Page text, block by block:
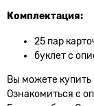
Комплектация:
25 пар
буклет с
Вы можете
Ознакомиться с